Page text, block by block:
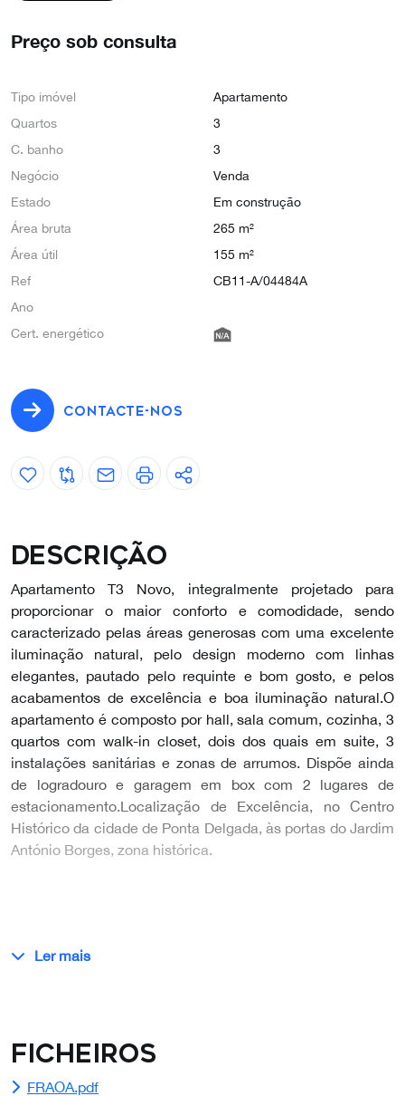
Preço sob consulta
Tipo imóvel
Apartamento
Quartos
3
C. banho
3
Negócio
Venda
Estado
Em construção
Área bruta
265 m²
Área útil
155 m²
Ref
CB11-A/04484A
Ano
Cert. energético
CONTACTE-NOS
Descrição
Apartamento T3 Novo, integralmente projetado para
proporcionar o maior conforto e comodidade, sendo
caracterizado pelas áreas generosas com uma excelente
iluminação natural, pelo design moderno com linhas
elegantes, pautado pelo requinte e bom gosto, e pelos
acabamentos de excelência e boa iluminação natural.O
apartamento é composto por hall, sala comum, cozinha, 3
quartos com walk-in closet, dois dos quais em suite, 3
instalações sanitárias e zonas de arrumos. Dispõe ainda
de logradouro e garagem em box com 2 lugares de
estacionamento.Localização de Excelência, no Centro
Histórico da cidade de Ponta Delgada, às portas do Jardim
António Borges, zona histórica.
Ler mais
Ficheiros
FRAOA.pdf